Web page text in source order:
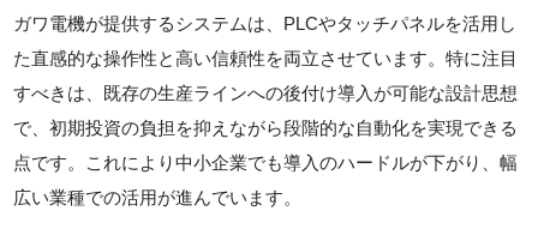
ガワ電機が提供するシステムは、PLCやタッチパネルを活用し
た直感的な操作性と高い信頼性を両立させています。特に注目
すべきは、既存の生産ラインへの後付け導入が可能な設計思想
で、初期投資の負担を抑えながら段階的な自動化を実現できる
点です。これにより中小企業でも導入のハードルが下がり、幅
広い業種での活用が進んでいます。